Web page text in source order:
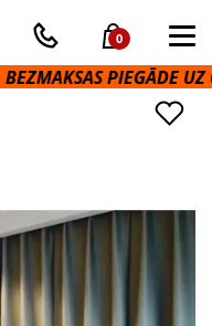
0
PIEGĀDE UZ